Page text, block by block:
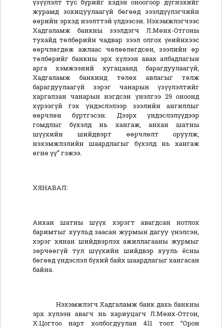
үзүүлэлт тус бүрийг хэдэн оноогоор дүгнэхийг
журамд зохицуулаагүй бөгөөд зээлдүүлэгчийн
өөрийн эрхэд нээлттэй үлдээсэн. Нэхэмжлэгчээс
Хадгаламж банкны зээлдэгч Л.Мөнх-Отгоны
тухайд төлбөрийн чадвар зээл олгох үеийнхээс
өөрчлөгдөж ажлаас чөлөөлөгдсөн, зээлийн өр
төлбөрийг банкны эрх хүлээн авах албадлагын
арга хэмжээний хугацаанд барагдуулаагүй,
Хадгаламж банкинд төлөх авлагыг төлж
барагдуулаагүй зэрэг чанарын үзүүлэлтийг
харгалзан чанарын нэгдсэн үнэлгээ 29 оноонд
хүрээгүй гэх үндэслэлээр зээлийн ангиллыг
өөрчлөн бүртгэсэн. Дээрх үндэслэлүүдээр
гомдлыг бүхэлд нь хангаж, анхан шатны
шүүхийн шийдвэрт өөрчлөлт оруулж,
нэхэмжлэлийн шаардлагыг бүхэлд нь хангаж
өгнө үү” гэжээ.
ХЯНАВАЛ:
Анхан шатны шүүх хэрэгт авагдсан нотлох
баримтыг хуульд заасан журмын дагуу үнэлсэн,
хэрэг хянан шийдвэрлэх ажиллагааны журмыг
зөрчөөгүй тул шүүхийн шийдвэр хууль ёсны
бөгөөд үндэслэл бүхий байх шаардлагыг хангасан
байна.
Нэхэмжлэгч Хадгаламж банк дахь банкны
эрх хүлээн авагч нь хариуцагч Л.Мөнх-Отгон,
Х.Цогтоо нарт холбогдуулан 411 тоот “Орон